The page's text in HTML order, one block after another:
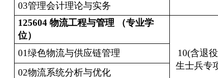
03管理会计理论与实务
125604 物流工程与管理 （专业学
位）
10(含退
生士兵专
01绿色物流与供应链管理
02物流系统分析与优化